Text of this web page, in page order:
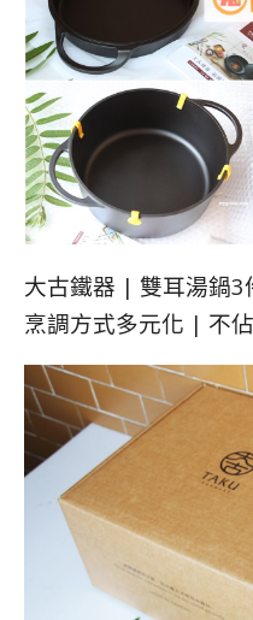
大古鐵器 | 雙耳湯鍋
烹調方式多元化 | 不